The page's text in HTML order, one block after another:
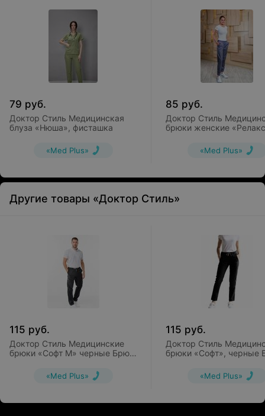
79 руб.
Доктор Стиль Медицинская
блуза «Нюша», фисташка
«Med Plus»
85 руб.
Доктор Стиль
брюки женские
«Med Plus»
Другие товары «Доктор Стиль»
115 руб.
Доктор Стиль Медицинские
брюки «Софт М» черные Брю
«Med Plus»
115 руб.
Доктор Стиль
брюки «Софт», черные
«Med Plus»